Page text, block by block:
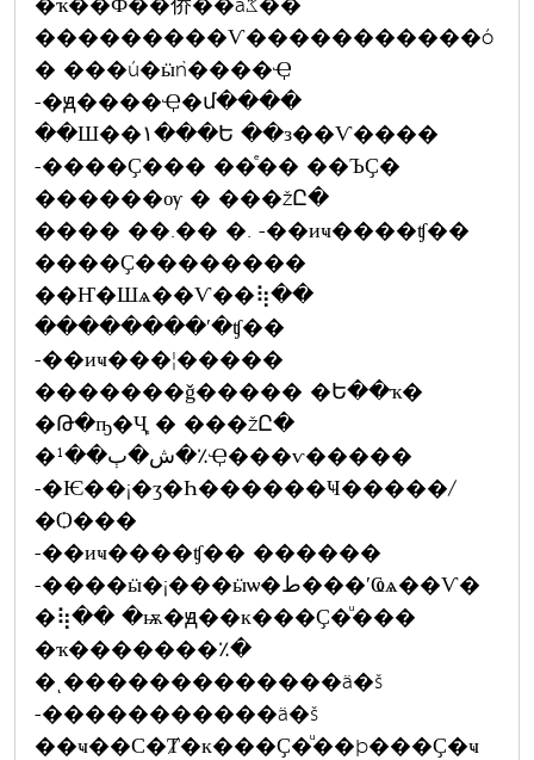
���������Ѵ�����������ó
� ���ú�ӹǹ����Ҿ
-�ԭ����Ҿ�մ����
��Ш��١���Ե ��з��Ѵ����
-����Ҫ��� ��ͤ�� ��ЪҪ�
������ѹ � ���žԸ�
���� ��.�� �. -��иҹ����ʧ��
����Ҫ��������
��Ҥ�Шѧ��Ѵ��⢷��
��������ʹ�ʧ��
-��иҹ���¦�����
�������ǧ����� �Ե��ҡ�
�Թ�ҧ�Ҷ֧ � ���žԸ�
�ش�ٻ��¹�٪Ҿ���ѵ�����
-�Ѥ��¡�ӡ�Һ������Ҹ�����/
�Ѻ���
-��иҹ����ʧ�� ������
-����ӹ�¡���ӹѡ�ط���ʹҨѧ��Ѵ�
�⢷�� �ѭ�ԭ��к���Ҫ�ͧ���
�ҡ�������٪�
�ͺ�������������ä�š
-�����������ä�š
��ҹ��С�Ⱦ�к���Ҫ�ͧ��þ���Ҫ�ҹ